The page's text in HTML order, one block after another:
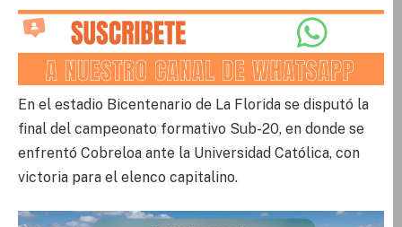
En el estadio Bicentenario de La Florida se disputó la
final del campeonato formativo Sub-20, en donde se
enfrentó Cobreloa ante la Universidad Católica, con
victoria para el elenco capitalino.